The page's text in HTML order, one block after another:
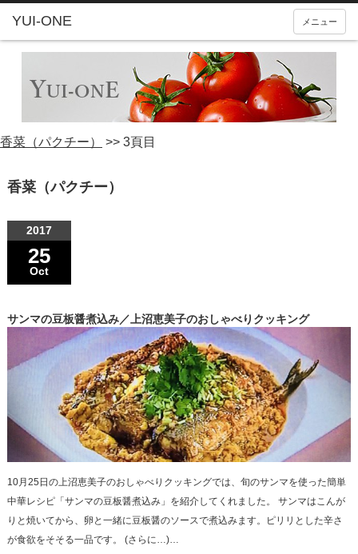
YUI-ONE メニュー
香菜（パクチー） >> 3頁目
香菜（パクチー）
2017
25
Oct
サンマの豆板醤煮込み／上沼恵美子のおしゃべりクッキング
10月25日の上沼恵美子のおしゃべりクッキングでは、旬のサンマを使った簡単
中華レシピ「サンマの豆板醤煮込み」を紹介してくれました。 サンマはこんが
りと焼いてから、卵と一緒に豆板醤のソースで煮込みます。ピリリとした辛さ
が食欲をそそる一品です。 (さらに…)…